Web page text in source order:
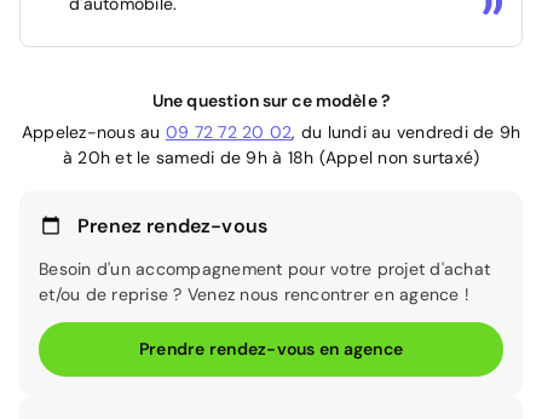
Une question sur ce modèle ?
Appelez-nous au 09 72 72 20 02, du lundi au vendredi de 9h
à 20h et le samedi de 9h à 18h (Appel non surtaxé)
Prenez rendez-vous
Besoin d'un accompagnement pour votre projet d'achat
et/ou de reprise ? Venez nous rencontrer en agence !
Prendre rendez-vous en agence